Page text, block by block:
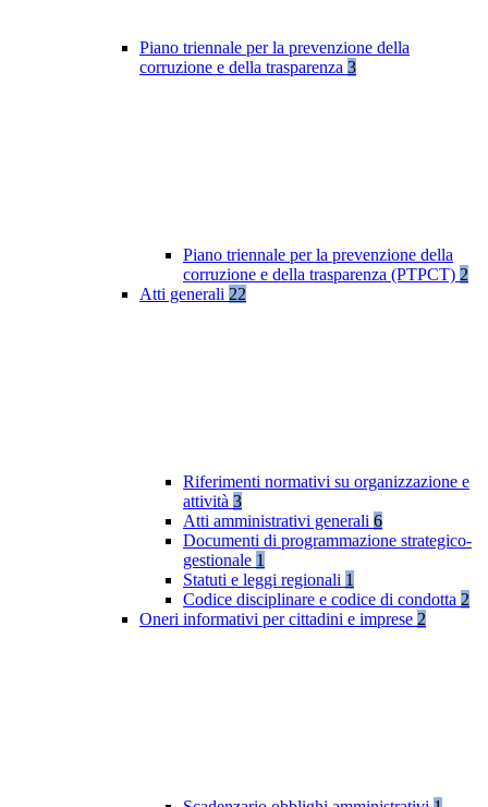
Piano triennale per la prevenzione della
corruzione e della trasparenza 3
Piano triennale per la prevenzione della
corruzione e della trasparenza (PTPCT) 2
Atti generali 22
Riferimenti normativi su organizzazione e
attività 3
Atti amministrativi generali 6
Documenti di programmazione strategico-
gestionale 1
Statuti e leggi regionali 1
Codice disciplinare e codice di condotta 2
Oneri informativi per cittadini e imprese 2